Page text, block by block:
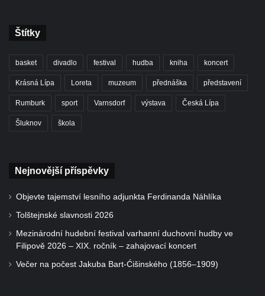
Štítky
basket divadlo festival hudba kniha koncert
Krásná Lípa Loreta muzeum přednáška představení
Rumburk sport Varnsdorf výstava Česká Lípa
Šluknov škola
Nejnovější příspěvky
Objevte tajemství lesního adjunkta Ferdinanda Náhlíka
Tolštejnské slavnosti 2026
Mezinárodní hudební festival varhanní duchovní hudby ve
Filipově 2026 – XIX. ročník – zahajovací koncert
Večer na počest Jakuba Bart-Ćišinského (1856–1909)